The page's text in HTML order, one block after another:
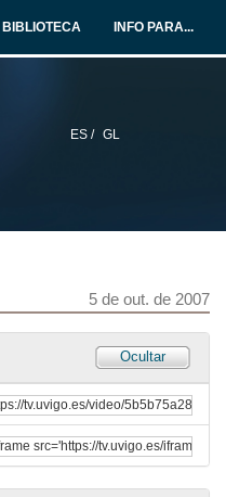
BIBLIOTECA INFO PARA...
ES / GL
5 de out. de 2007
Ocultar
Comezo do acto académico
Entrada da comitiva académica mentres que o Coro Universitario entona o "Veni, Creator Spiritus"
5 de out. de 2007